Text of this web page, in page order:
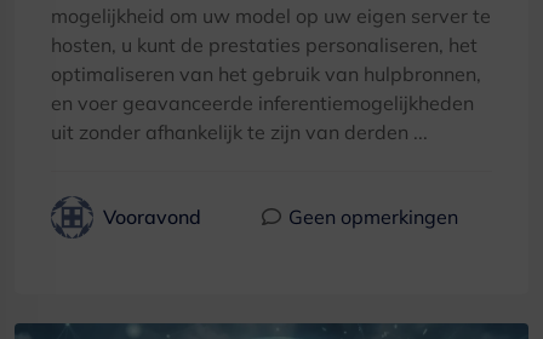
mogelijkheid om uw model op uw eigen server te
hosten, u kunt de prestaties personaliseren, het
optimaliseren van het gebruik van hulpbronnen,
en voer geavanceerde inferentiemogelijkheden
uit zonder afhankelijk te zijn van derden ...
Vooravond Geen opmerkingen